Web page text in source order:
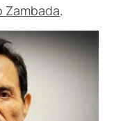
Zambada.